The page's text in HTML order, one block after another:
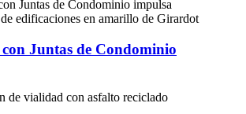
Juntas de Condominio